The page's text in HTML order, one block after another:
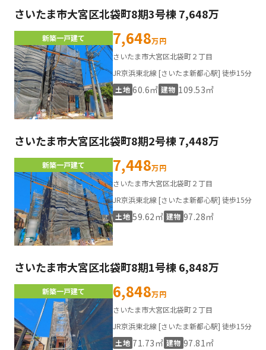
さいたま市大宮区北袋町8期3号棟 7,648万
新築一戸建て 7,648万円
さいたま市大宮区北袋町２丁目
JR京浜東北線 [さいたま新都心駅] 徒歩15分
土地 60.6㎡ 建物 109.53㎡
さいたま市大宮区北袋町8期2号棟 7,448万
新築一戸建て 7,448万円
さいたま市大宮区北袋町２丁目
JR京浜東北線 [さいたま新都心駅] 徒歩15分
土地 59.62㎡ 建物 97.28㎡
さいたま市大宮区北袋町8期1号棟 6,848万
新築一戸建て 6,848万円
さいたま市大宮区北袋町２丁目
JR京浜東北線 [さいたま新都心駅] 徒歩15分
土地 71.73㎡ 建物 97.81㎡